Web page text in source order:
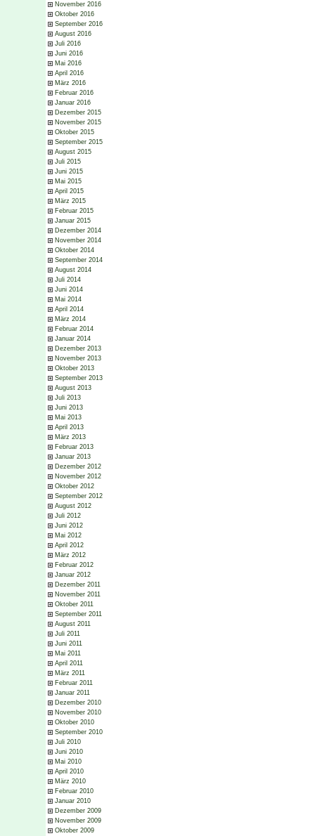
November 2016
Oktober 2016
September 2016
August 2016
Juli 2016
Juni 2016
Mai 2016
April 2016
März 2016
Februar 2016
Januar 2016
Dezember 2015
November 2015
Oktober 2015
September 2015
August 2015
Juli 2015
Juni 2015
Mai 2015
April 2015
März 2015
Februar 2015
Januar 2015
Dezember 2014
November 2014
Oktober 2014
September 2014
August 2014
Juli 2014
Juni 2014
Mai 2014
April 2014
März 2014
Februar 2014
Januar 2014
Dezember 2013
November 2013
Oktober 2013
September 2013
August 2013
Juli 2013
Juni 2013
Mai 2013
April 2013
März 2013
Februar 2013
Januar 2013
Dezember 2012
November 2012
Oktober 2012
September 2012
August 2012
Juli 2012
Juni 2012
Mai 2012
April 2012
März 2012
Februar 2012
Januar 2012
Dezember 2011
November 2011
Oktober 2011
September 2011
August 2011
Juli 2011
Juni 2011
Mai 2011
April 2011
März 2011
Februar 2011
Januar 2011
Dezember 2010
November 2010
Oktober 2010
September 2010
Juli 2010
Juni 2010
Mai 2010
April 2010
März 2010
Februar 2010
Januar 2010
Dezember 2009
November 2009
Oktober 2009